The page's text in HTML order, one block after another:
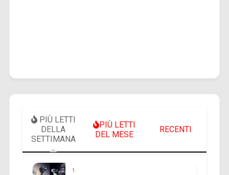
PIÙ LETTI
DELLA
SETTIMANA
PIÙ LETTI
DEL MESE
RECENTI
1